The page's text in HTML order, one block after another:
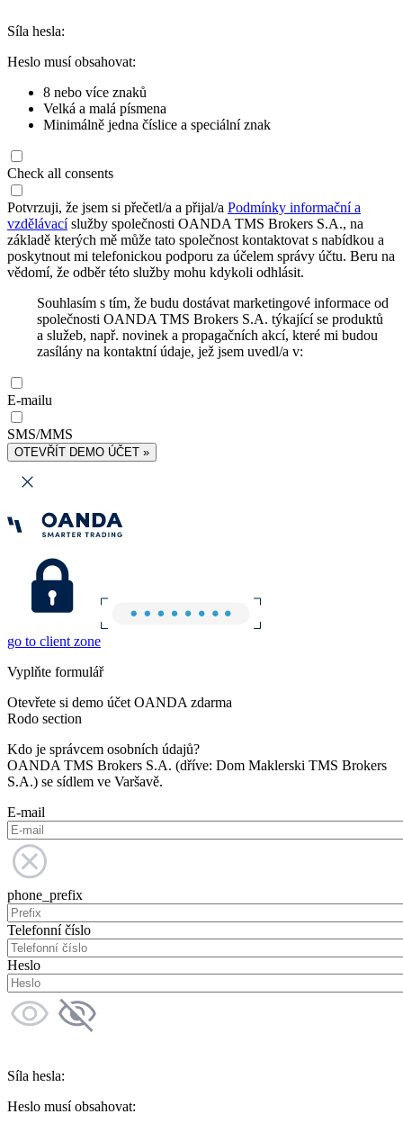
Síla hesla:
Heslo musí obsahovat:
8 nebo více znaků
Velká a malá písmena
Minimálně jedna číslice a speciální znak
Check all consents
Potvrzuji, že jsem si přečetl/a a přijal/a Podmínky informační a
vzdělávacíslužby společnosti OANDA TMS Brokers S.A., na
základě kterých mě může tato společnost kontaktovat s nabídkou a
poskytnout mi telefonickou podporu za účelem správy účtu. Beru na
vědomí, že odběr této služby mohu kdykoli odhlásit.
Souhlasím s tím, že budu dostávat marketingové informace od
společnosti OANDA TMS Brokers S.A. týkající se produktů
a služeb, např. novinek a propagačních akcí, které mi budou
zasílány na kontaktní údaje, jež jsem uvedl/a v:
E-mailu
SMS/MMS
OTEVŘÍT DEMO ÚČET »
go to client zone
Vyplňte formulář
Otevřete si demo účet OANDA zdarma
Rodo section
Kdo je správcem osobních údajů?
OANDA TMS Brokers S.A. (dříve: Dom Maklerski TMS Brokers
S.A.) se sídlem ve Varšavě.
E-mail
phone_prefix
Telefonní číslo
Heslo
Síla hesla:
Heslo musí obsahovat: